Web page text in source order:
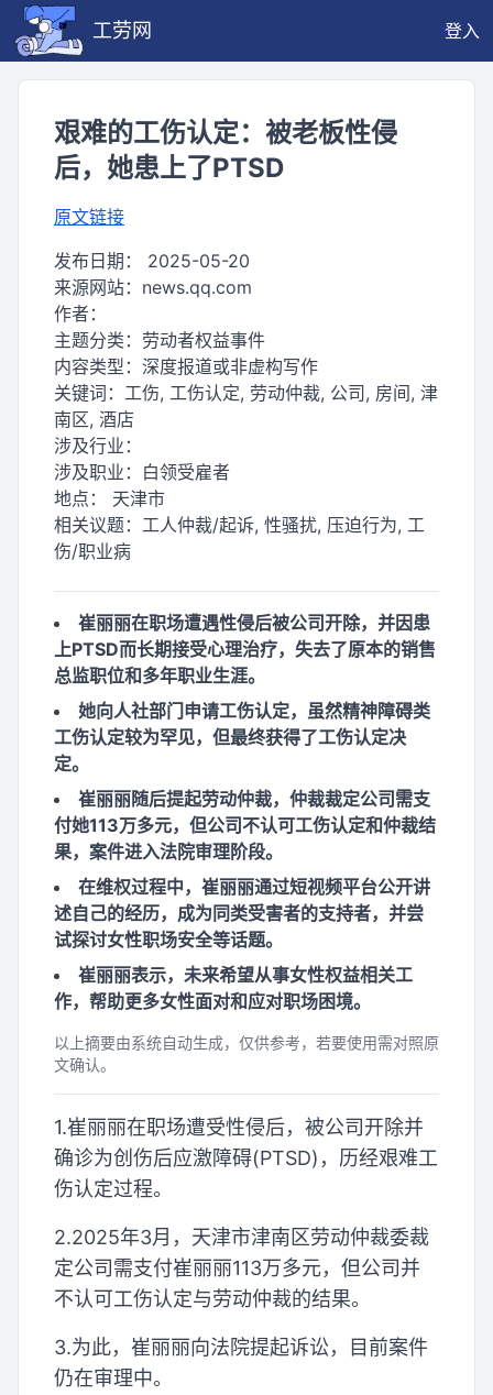
工劳网 登入
艰难的工伤认定：被老板性侵
后，她患上了PTSD
原文链接
发布日期： 2025-05-20
来源网站： news.qq.com
作者：
主题分类： 劳动者权益事件
内容类型： 深度报道或非虚构写作
关键词： 工伤, 工伤认定, 劳动仲裁, 公司, 房间, 津
南区, 酒店
涉及行业：
涉及职业： 白领受雇者
地点： 天津市
相关议题： 工人仲裁/起诉, 性骚扰, 压迫行为, 工
伤/职业病
崔丽丽在职场遭遇性侵后被公司开除，并因患
上PTSD而长期接受心理治疗，失去了原本的销售
总监职位和多年职业生涯。
她向人社部门申请工伤认定，虽然精神障碍类
工伤认定较为罕见，但最终获得了工伤认定决
定。
崔丽丽随后提起劳动仲裁，仲裁裁定公司需支
付她113万多元，但公司不认可工伤认定和仲裁结
果，案件进入法院审理阶段。
在维权过程中，崔丽丽通过短视频平台公开讲
述自己的经历，成为同类受害者的支持者，并尝
试探讨女性职场安全等话题。
崔丽丽表示，未来希望从事女性权益相关工
作，帮助更多女性面对和应对职场困境。
以上摘要由系统自动生成，仅供参考，若要使用需对照原
文确认。
1.崔丽丽在职场遭受性侵后，被公司开除并
确诊为创伤后应激障碍(PTSD)，历经艰难工
伤认定过程。
2.2025年3月，天津市津南区劳动仲裁委裁
定公司需支付崔丽丽113万多元，但公司并
不认可工伤认定与劳动仲裁的结果。
3.为此，崔丽丽向法院提起诉讼，目前案件
仍在审理中。